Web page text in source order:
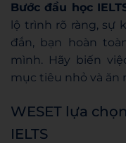
Bước đầu học
lộ trình rõ ràng, sự
đắn, bạn hoàn
mình. Hãy biến
mục tiêu nhỏ và
WESET lựa
IELTS